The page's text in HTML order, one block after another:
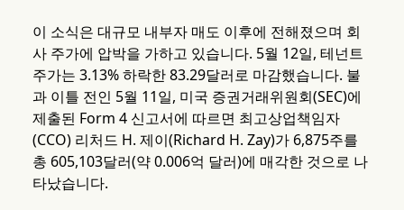
이 소식은 대규모 내부자 매도 이후에 전해졌으며 회
사 주가에 압박을 가하고 있습니다. 5월 12일, 테넌트
주가는 3.13% 하락한 83.29달러로 마감했습니다. 불
과 이틀 전인 5월 11일, 미국 증권거래위원회(SEC)에
제출된 Form 4 신고서에 따르면 최고상업책임자
(CCO) 리처드 H. 제이(Richard H. Zay)가 6,875주를
총 605,103달러(약 0.006억 달러)에 매각한 것으로 나
타났습니다.